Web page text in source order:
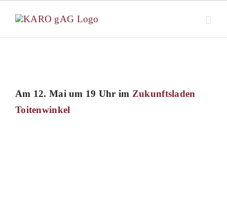
Inhalt
springen
Am 12. Mai um 19 Uhr im Zukunftsladen
Toitenwinkel